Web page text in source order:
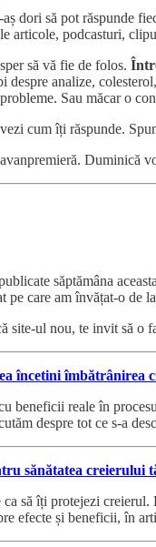
dori să pot răspunde
articole, podcasturi,
să vă fie de folos.
despre analize,
Sau măcar o
cum îți răspunde.
Duminică
săptămâna
pe care am învățat-o de
site-ul nou, te invit să o
încetini îmbătrânirea
beneficii reale în
despre tot ce s-a
sănătatea creierului
ca să îți protejezi
efecte și beneficii, în